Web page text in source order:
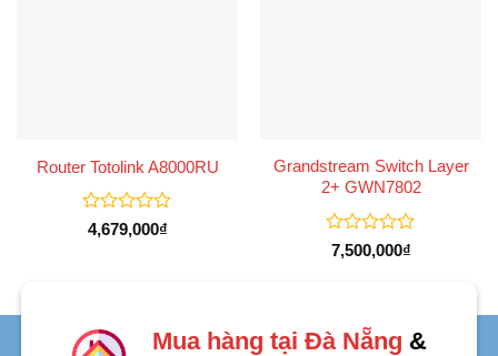
Router Totolink A8000RU
Được
4,679,000₫
Grandstream Switch Layer
2+ GWN7802
Được
sao
7,500,000₫
Mua hàng tại Đà Nẵng &